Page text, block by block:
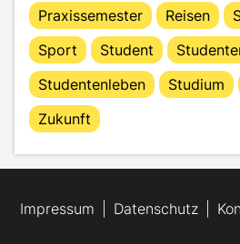
Praxissemester
Reisen
Sport
Student
Studentenleben
Studium
Zukunft
Impressum Datenschutz